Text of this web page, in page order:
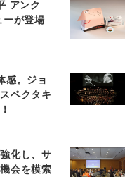
アンク
ーが登場
感。ジョ
ペクタキ
化し、サ
会を模索